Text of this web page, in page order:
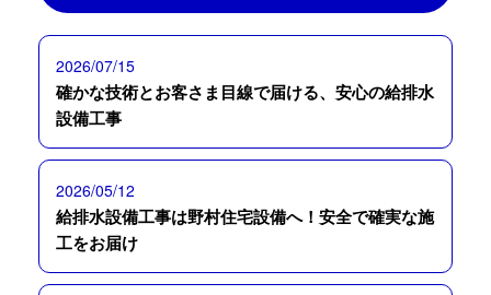
2026/07/15
確かな技術とお客さま目線で届ける、安心の給排水
設備工事
2026/05/12
給排水設備工事は野村住宅設備へ！安全で確実な施
工をお届け